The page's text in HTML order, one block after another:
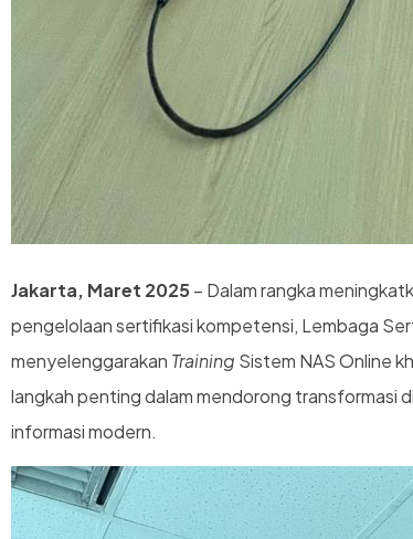
Jakarta, Maret 2025 – Dalam rangka
pengelolaan sertifikasi kompetensi, Lembaga
menyelenggarakan Training Sistem NAS Online
langkah penting dalam mendorong transformasi
informasi modern.